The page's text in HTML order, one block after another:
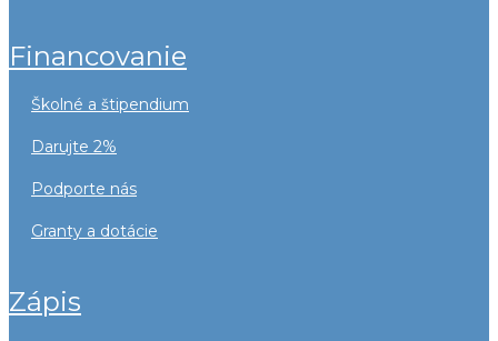
financovanie
školné a štipendium
darujte 2%
podporte nás
granty a dotácie
zápis